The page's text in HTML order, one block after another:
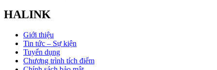
HALINK
Giới thiệu
Tin tức – Sự kiện
Tuyển dụng
Chương trình tích điểm